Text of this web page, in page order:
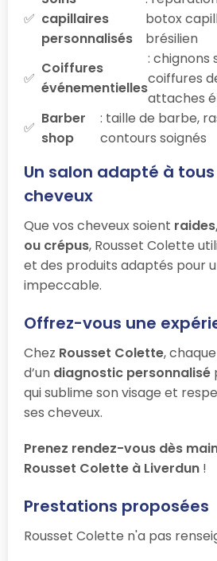
capillaires
personnalisés
botox
brésilien
Coiffures
événementielles
: chignons
coiffures
attaches
Barber
shop
: taille de barbe,
contours soignés
Un salon adapté à
cheveux
Que vos cheveux soient
ou crépus, Rousset Colette
et des produits adaptés pour
impeccable.
Offrez-vous une
Chez Rousset Colette,
d’un diagnostic personnalisé
qui sublime son visage et
ses cheveux.
Prenez rendez-vous dès
Rousset Colette à Liverdun !
Prestations proposées
Rousset Colette n'a pas